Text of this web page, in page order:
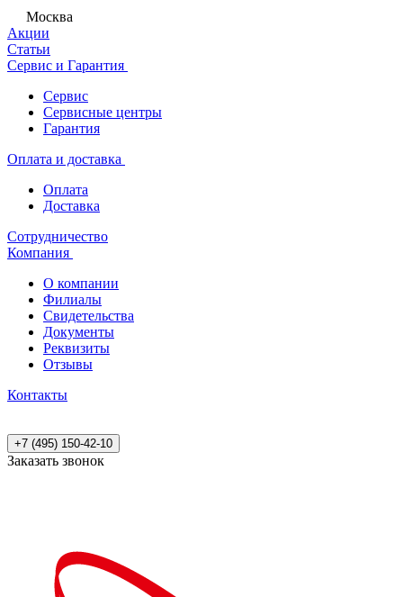
Москва
Акции
Статьи
Сервис и Гарантия
Сервис
Сервисные центры
Гарантия
Оплата и доставка
Оплата
Доставка
Сотрудничество
Компания
О компании
Филиалы
Свидетельства
Документы
Реквизиты
Отзывы
Контакты
+7 (495) 150-42-10
Заказать звонок